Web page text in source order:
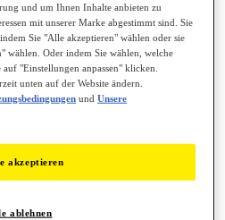
for driving with
wheel?
wheels
a very personal choice linked to
feelings. There are many types of
or less abrasive materials, visible
have an impact on the wear of the
und um Ihnen Inhalte anbieten zu
mit unserer Marke abgestimmt sind. Sie
Sie "Alle akzeptieren" wählen oder sie
wählen. Oder indem Sie wählen, welche
"Einstellungen anpassen" klicken.
unten auf der Website ändern.
undUnsere
ablehnen
akzeptieren